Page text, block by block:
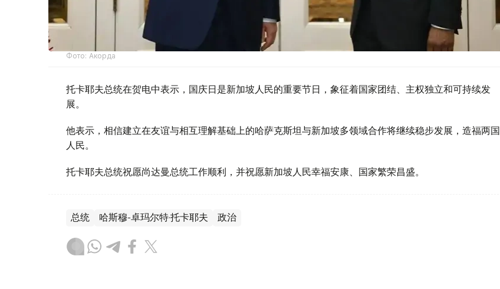
Фото: Акорда
托卡耶夫总统在贺电中表示，国庆日是新加坡人民的重要节日，象征着国家团结、主权独立和可持续发
展。
他表示，相信建立在友谊与相互理解基础上的哈萨克斯坦与新加坡多领域合作将继续稳步发展，造福两国
人民。
托卡耶夫总统祝愿尚达曼总统工作顺利，并祝愿新加坡人民幸福安康、国家繁荣昌盛。
总统 哈斯穆-卓玛尔特·托卡耶夫 政治